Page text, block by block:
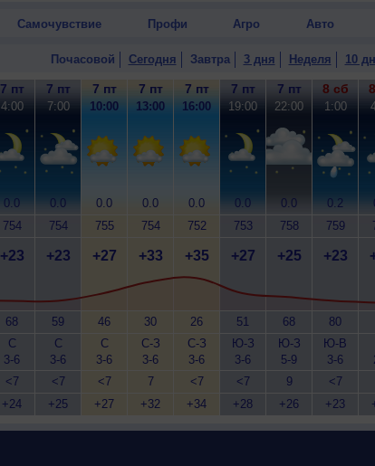
Самочувствие Профи Агро Авто
Почасовой Сегодня Завтра 3 дня Неделя 10
7 пт
4:00
0.0
754
+23
68
С
3-6
<7
+24
7 пт
7:00
0.0
754
+23
59
С
3-6
<7
+25
7 пт
10:00
0.0
755
+27
46
С
3-6
<7
+27
7 пт
13:00
0.0
754
+33
30
С-З
3-6
7
+32
7 пт
16:00
0.0
752
+35
26
С-З
3-6
<7
+34
7 пт
19:00
0.0
753
+27
51
Ю-З
3-6
<7
+28
7 пт
22:00
0.0
758
+25
68
Ю-З
5-9
9
+26
8 сб
1:00
0.2
759
+23
80
Ю-В
3-6
<7
+23